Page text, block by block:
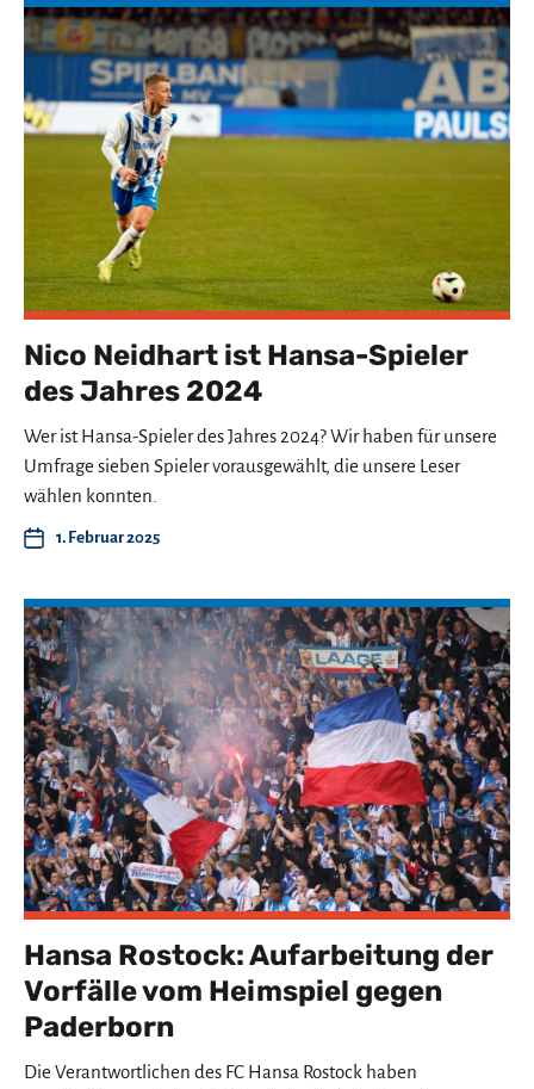
Nico Neidhart ist Hansa-Spieler
des Jahres 2024
Wer ist Hansa-Spieler des Jahres 2024? Wir haben für unsere
Umfrage sieben Spieler vorausgewählt, die unsere Leser
wählen konnten.
1. Februar 2025
Hansa Rostock: Aufarbeitung der
Vorfälle vom Heimspiel gegen
Paderborn
Die Verantwortlichen des FC Hansa Rostock haben